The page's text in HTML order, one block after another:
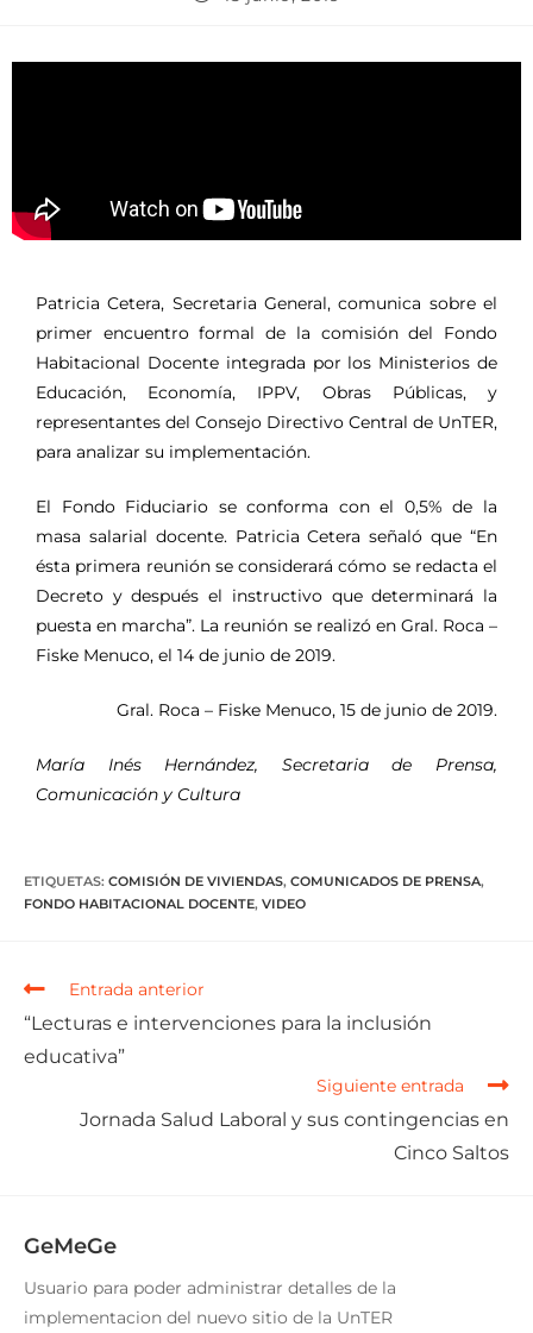
Patricia Cetera, Secretaria General, comunica sobre el
primer encuentro formal de la comisión del Fondo
Habitacional Docente integrada por los Ministerios de
Educación, Economía, IPPV, Obras Públicas, y
representantes del Consejo Directivo Central de UnTER,
para analizar su implementación.
El Fondo Fiduciario se conforma con el 0,5% de la
masa salarial docente. Patricia Cetera señaló que “En
ésta primera reunión se considerará cómo se redacta el
Decreto y después el instructivo que determinará la
puesta en marcha”. La reunión se realizó en Gral. Roca –
Fiske Menuco, el 14 de junio de 2019.
Gral. Roca – Fiske Menuco, 15 de junio de 2019.
María Inés Hernández, Secretaria de Prensa,
Comunicación y Cultura
ETIQUETAS: COMISIÓN DE VIVIENDAS, COMUNICADOS DE PRENSA,
FONDO HABITACIONAL DOCENTE, VIDEO
Entrada anterior
“Lecturas e intervenciones para la inclusión
educativa”
Siguiente entrada
Jornada Salud Laboral y sus contingencias en
Cinco Saltos
GeMeGe
Usuario para poder administrar detalles de la
implementacion del nuevo sitio de la UnTER